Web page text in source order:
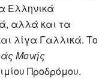
Ελληνικά
αλλά και τα
λίγα Γαλλικά. Το
Μονής
Προδρόμου.